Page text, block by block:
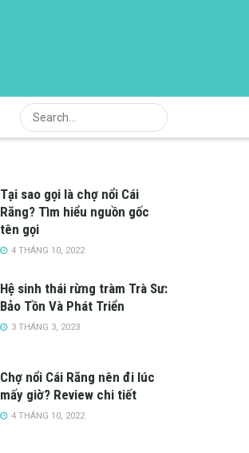
Tại sao gọi là chợ nổi Cái
Răng? Tìm hiểu nguồn gốc
tên gọi
4 THÁNG 10, 2022
Hệ sinh thái rừng tràm Trà Sư:
Bảo Tồn Và Phát Triển
3 THÁNG 3, 2023
Chợ nổi Cái Răng nên đi lúc
mấy giờ? Review chi tiết
4 THÁNG 10, 2022